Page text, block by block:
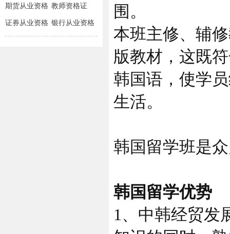
师
期货从业资格 教师资格证
证券从业资格 银行从业资格
围。
本班主修、辅
版教材，这既
韩国语，使学
生活。
韩国留学班是
韩国留学优势
1、中韩经贸发